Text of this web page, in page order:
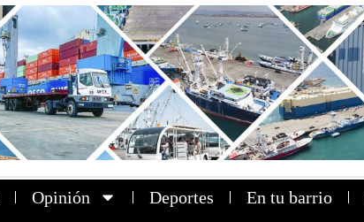
Opinión Deportes En tu barrio